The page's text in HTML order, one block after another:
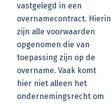
vastgelegd in een
overnamecontract. Hierin
zijn alle voorwaarden
opgenomen die van
toepassing zijn op de
overname. Vaak komt
hier niet alleen het
ondernemingsrecht om